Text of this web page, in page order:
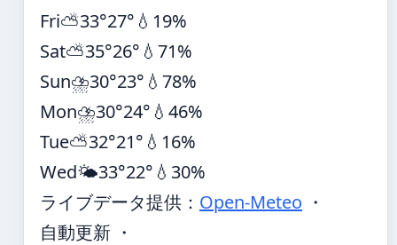
Fri⛅33°27° 💧19%
Sat⛅35°26° 💧71%
Sun⛈️30°23° 💧78%
Mon⛈️30°24° 💧46%
Tue⛅32°21° 💧16%
Wed🌤️33°22° 💧30%
ライブデータ提供： Open-Meteo ・
自動更新 ・